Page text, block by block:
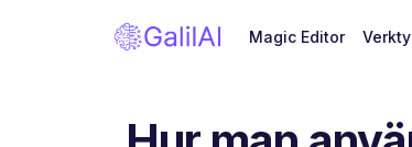
Magic Editor